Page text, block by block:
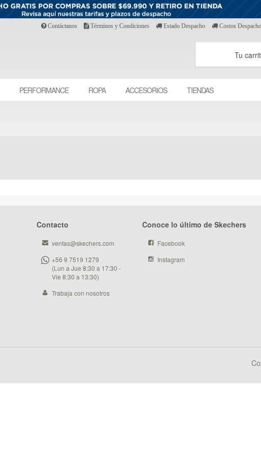
Contáctanos Términos y Condiciones Estado Despacho Costos Despacho
Tu
PERFORMANCE ROPA ACCESORIOS TIENDAS
Contacto
ventas@skechers.com
+56 9 7519 1279
(Lun a Jue 8:30 a 17:30 -
Vie 8:30 a 13:30)
Trabaja con nosotros
Conoce lo último de Skechers
Facebook
Instagram